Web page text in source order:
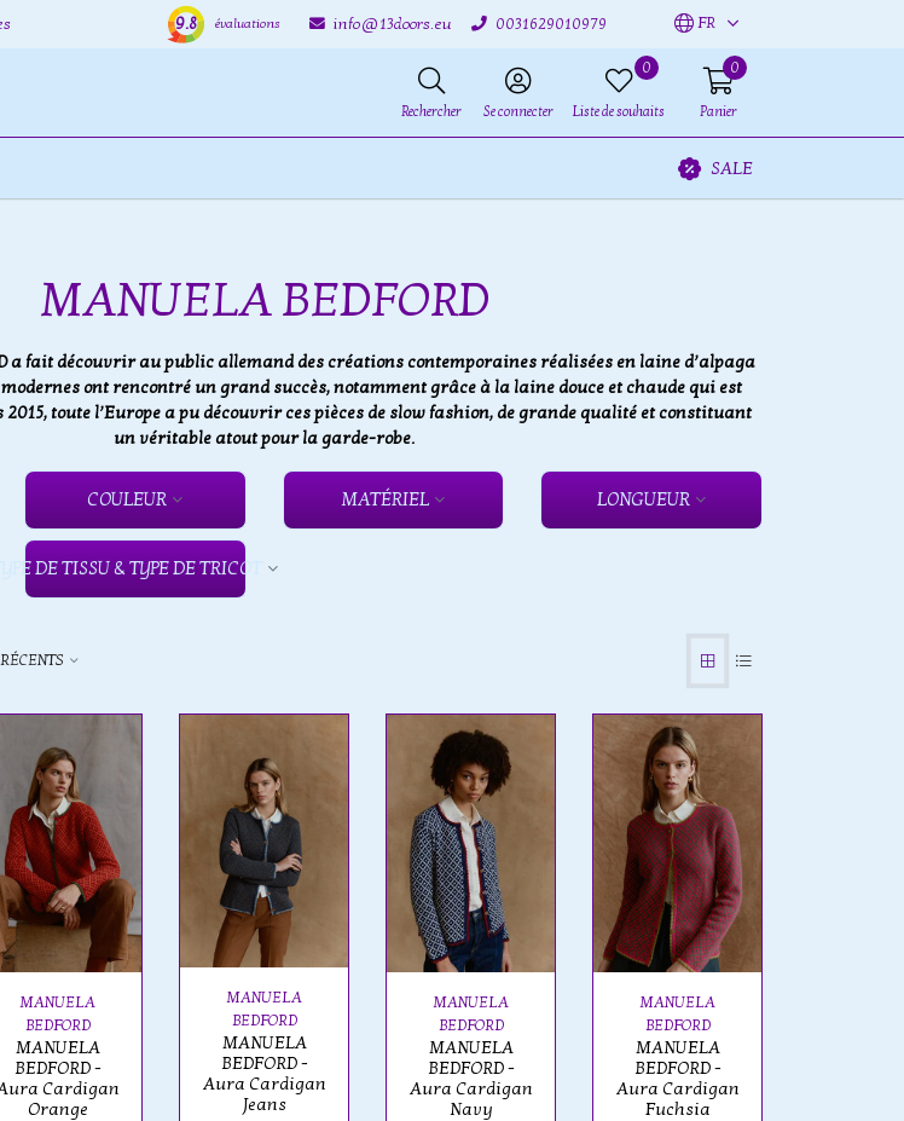
9.8 évaluations info@13doors.eu 0031629010979 FR
Rechercher Se connecter
0
Liste de souhaits
0
Panier
SALE
MANUELA BEDFORD
a fait découvrir au public allemand des créations contemporaines réalisées en laine d’alpaga
ont rencontré un grand succès, notamment grâce à la laine douce et chaude qui est
toute l’Europe a pu découvrir ces pièces de slow fashion, de grande qualité et constituant
un véritable atout pour la garde-robe.
COULEUR MATÉRIEL LONGUEUR
TYPE DE TISSU & TYPE DE TRICOT
MANUELA
BEDFORD
MANUELA
BEDFORD -
Cardigan
Orange
MANUELA
BEDFORD
MANUELA
BEDFORD -
Aura Cardigan
Jeans
MANUELA
BEDFORD
MANUELA
BEDFORD -
Aura Cardigan
Navy
MANUELA
BEDFORD
MANUELA
BEDFORD -
Aura Cardigan
Fuchsia